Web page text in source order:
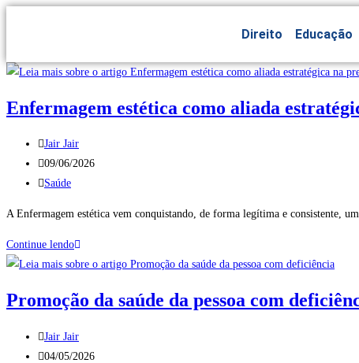
Direito Educação
Enfermagem estética como aliada
Jair Jair
09/06/2026
Saúde
A Enfermagem estética vem conquistando, de forma legítima e consistente,
Continue lendo
Promoção da saúde da pessoa com
Jair Jair
04/05/2026